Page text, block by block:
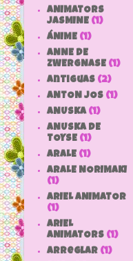
ANIMATORS
JASMINE (1)
ÁNIME (1)
ANNE DE
ZWERGNASE (1)
antiguas (2)
ANTON JOS (1)
ANUSKA (1)
ANUSKA DE
TOYSE (1)
ARALE (1)
ARALE NORIMAKI
(1)
ARIEL ANIMATOR
(1)
ARIEL
ANIMATORS (1)
arreglar (1)